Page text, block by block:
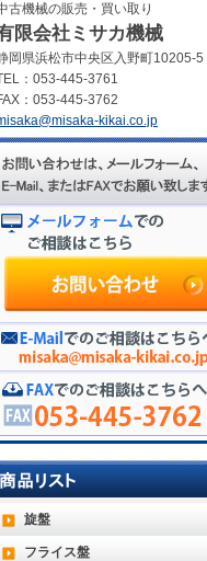
古機械の販売・買い取り
限会社ミサカ機械
岡県浜松市中央区入野町10205-5
：053-445-3761
：053-445-3762
kikai.co.jp
旋盤
フライス盤